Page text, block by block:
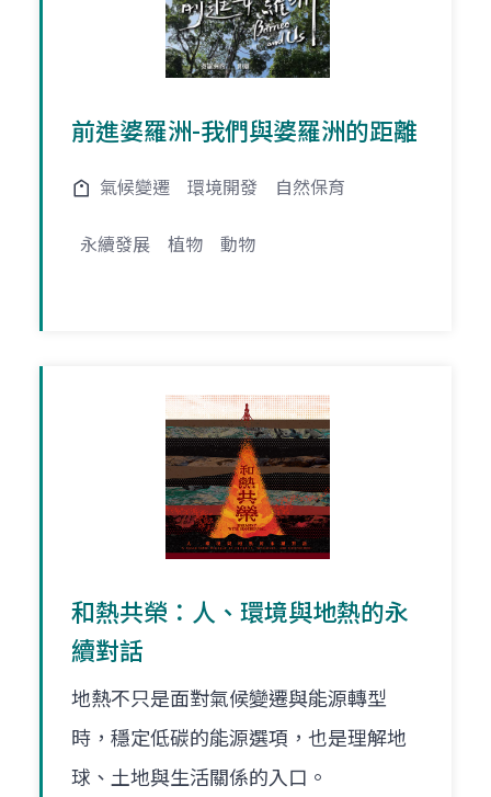
前進婆羅洲-我們與婆羅洲的距離
氣候變遷 環境開發 自然保育
永續發展 植物 動物
和熱共榮：人、環境與地熱的永
續對話
地熱不只是面對氣候變遷與能源轉型
時，穩定低碳的能源選項，也是理解地
球、土地與生活關係的入口。